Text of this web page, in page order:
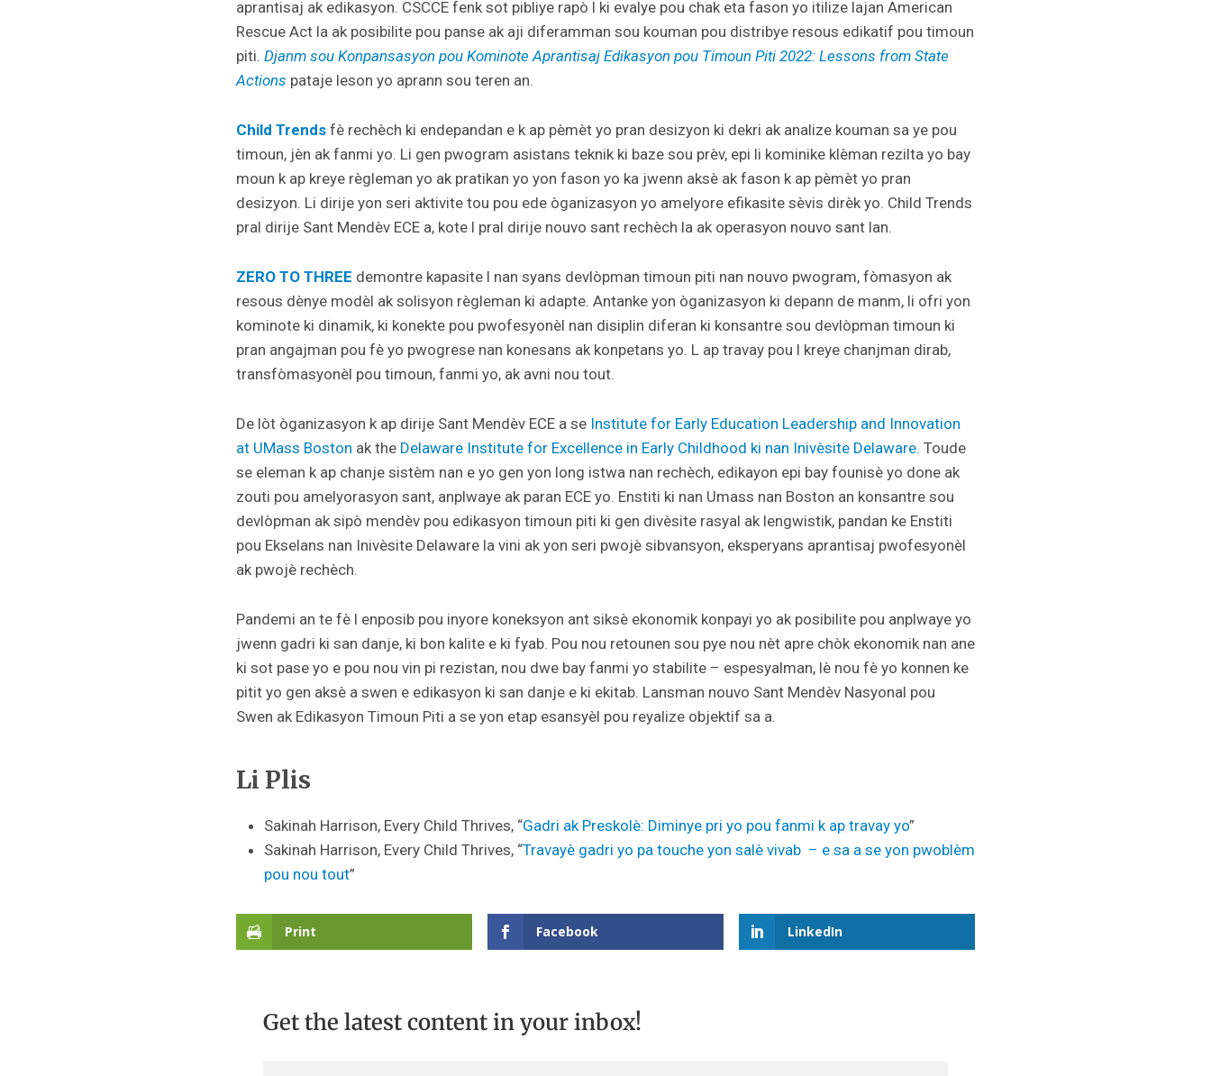
aprantisaj ak edikasyon. CSCCE fenk sot pibliye rapò l ki evalye pou chak eta fason yo itilize lajan American
Rescue Act la ak posibilite pou panse ak aji diferamman sou kouman pou distribye resous edikatif pou timoun
piti. Djanm sou Konpansasyon pou Kominote Aprantisaj Edikasyon pou Timoun Piti 2022: Lessons from State
Actions pataje leson yo aprann sou teren an.
Child Trends fè rechèch ki endepandan e k ap pèmèt yo pran desizyon ki dekri ak analize kouman sa ye pou
timoun, jèn ak fanmi yo. Li gen pwogram asistans teknik ki baze sou prèv, epi li kominike klèman rezilta yo bay
moun k ap kreye règleman yo ak pratikan yo yon fason yo ka jwenn aksè ak fason k ap pèmèt yo pran
desizyon. Li dirije yon seri aktivite tou pou ede òganizasyon yo amelyore efikasite sèvis dirèk yo. Child Trends
pral dirije Sant Mendèv ECE a, kote l pral dirije nouvo sant rechèch la ak operasyon nouvo sant lan.
ZERO TO THREE demontre kapasite l nan syans devlòpman timoun piti nan nouvo pwogram, fòmasyon ak
resous dènye modèl ak solisyon règleman ki adapte. Antanke yon òganizasyon ki depann de manm, li ofri yon
kominote ki dinamik, ki konekte pou pwofesyonèl nan disiplin diferan ki konsantre sou devlòpman timoun ki
pran angajman pou fè yo pwogrese nan konesans ak konpetans yo. L ap travay pou l kreye chanjman dirab,
transfòmasyonèl pou timoun, fanmi yo, ak avni nou tout.
De lòt òganizasyon k ap dirije Sant Mendèv ECE a se Institute for Early Education Leadership and Innovation
at UMass Boston ak the Delaware Institute for Excellence in Early Childhood ki nan Inivèsite Delaware. Toude
se eleman k ap chanje sistèm nan e yo gen yon long istwa nan rechèch, edikayon epi bay founisè yo done ak
zouti pou amelyorasyon sant, anplwaye ak paran ECE yo. Enstiti ki nan Umass nan Boston an konsantre sou
devlòpman ak sipò mendèv pou edikasyon timoun piti ki gen divèsite rasyal ak lengwistik, pandan ke Enstiti
pou Ekselans nan Inivèsite Delaware la vini ak yon seri pwojè sibvansyon, eksperyans aprantisaj pwofesyonèl
ak pwojè rechèch.
Pandemi an te fè l enposib pou inyore koneksyon ant siksè ekonomik konpayi yo ak posibilite pou anplwaye yo
jwenn gadri ki san danje, ki bon kalite e ki fyab. Pou nou retounen sou pye nou nèt apre chòk ekonomik nan ane
ki sot pase yo e pou nou vin pi rezistan, nou dwe bay fanmi yo stabilite – espesyalman, lè nou fè yo konnen ke
pitit yo gen aksè a swen e edikasyon ki san danje e ki ekitab. Lansman nouvo Sant Mendèv Nasyonal pou
Swen ak Edikasyon Timoun Piti a se yon etap esansyèl pou reyalize objektif sa a.
Li Plis
Sakinah Harrison, Every Child Thrives, “Gadri ak Preskolè: Diminye pri yo pou fanmi k ap travay yo”
Sakinah Harrison, Every Child Thrives, “Travayè gadri yo pa touche yon salè vivab – e sa a se yon pwoblèm
pou nou tout”
Print Facebook LinkedIn
Get the latest content in your inbox!